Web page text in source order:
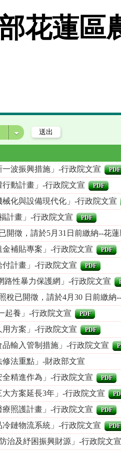
花蓮區
一波振興措施」-行政院文宣 PDF
行動計畫」-行政院文宣 PDF
械化與設備現代化」-行政院文宣
計畫」-行政院文宣 PDF
開徵，請於5月31日前繳納--花
金補貼專案」-行政院文宣 PDF
付計畫」-行政院文宣 PDF
路性暴力保護網」-行政院文宣
稅已開徵，請於4月30 日前繳
起養」-行政院文宣 PDF
用方案」-行政院文宣 PDF
品輸入管制措施」-行政院文宣
修法重點」-財政部文宣
全精進作為」-行政院文宣 PDF
大方案延長3年」-行政院文宣
療照護計畫」-行政院文宣 PDF
冷鏈物流系統」-行政院文宣 PDF
防治及紓困振興財源」-行政院文宣